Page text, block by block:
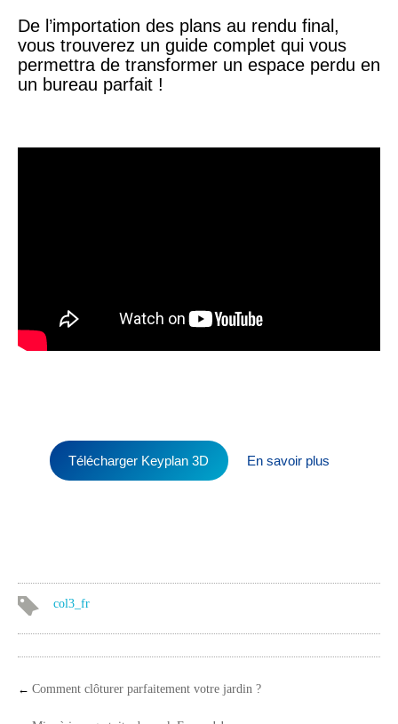
De l’importation des plans au rendu final,
vous trouverez un guide complet qui vous
permettra de transformer un espace perdu en
un bureau parfait !
Télécharger Keyplan 3D En savoir plus
col3_fr
← Comment clôturer parfaitement votre jardin ?